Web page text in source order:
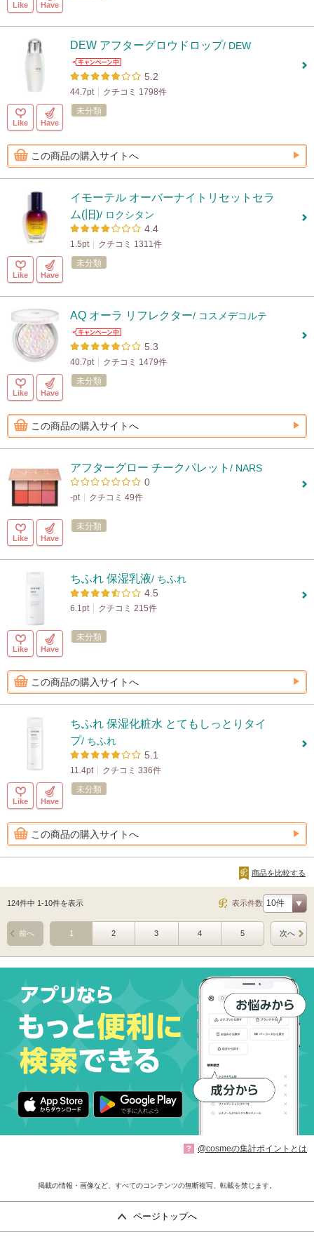
Like Have
DEW アフターグロウドロップ/ DEW
5.2
44.7pt クチコミ 1798件
Like Have
未分類
この商品の購入サイトへ
イモーテル オーバーナイトリセットセラ
ム(旧)/ ロクシタン
4.4
1.5pt クチコミ 1311件
Like Have
未分類
AQ オーラ リフレクター/ コスメデコルテ
5.3
40.7pt クチコミ 1479件
Like Have
未分類
この商品の購入サイトへ
アフターグロー チークパレット / NARS
0
-pt クチコミ 49件
Like Have
未分類
ちふれ 保湿乳液/ ちふれ
4.5
6.1pt クチコミ 215件
Like Have
未分類
この商品の購入サイトへ
ちふれ 保湿化粧水 とてもしっとりタイ
プ/ ちふれ
5.1
11.4pt クチコミ 336件
Like Have
未分類
この商品の購入サイトへ
商品を比較する
124件中 1-10件を表示 表示件数
1 2 3 4 5
前へ 次へ
? @cosmeの集計ポイントとは
掲載の情報・画像など、すべてのコンテンツの無断複写、転載を禁じます。
ページトップへ